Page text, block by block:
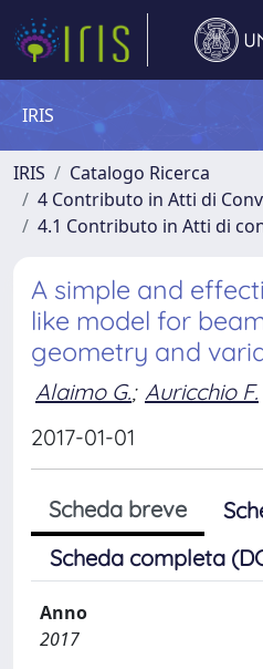
IRIS
IRIS
Catalogo Ricerca
4 Contributo in Atti di
4.1 Contributo in Atti di
A simple and
like model for
geometry and
Alaimo G.; Auricchio F.
2017-01-01
Scheda breve
Scheda completa
Anno
2017